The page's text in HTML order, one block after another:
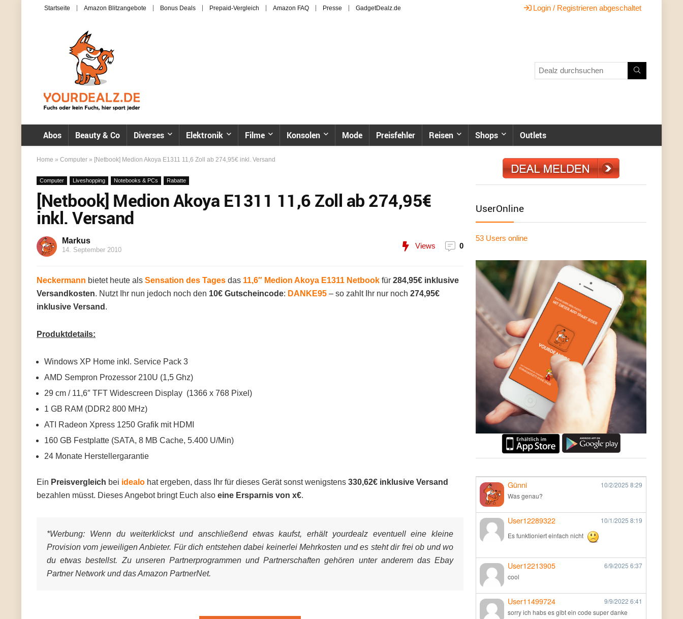
Startseite Amazon Blitzangebote Bonus Deals Prepaid-Vergleich Amazon FAQ Presse GadgetDealz.de Login / Registrieren abgeschaltet
Abos Beauty & Co Diverses Elektronik Filme Konsolen Mode Preisfehler Reisen Shops Outlets
Home » Computer » [Netbook] Medion Akoya E1311 11,6 Zoll ab 274,95€ inkl. Versand
Computer Liveshopping Notebooks & PCs Rabatte
[Netbook] Medion Akoya E1311 11,6 Zoll ab 274,95€
inkl. Versand
Markus
14. September 2010 Views 0
Neckermann bietet heute als Sensation des Tages das 11,6″ Medion Akoya E1311 Netbook für 284,95€ inklusive
Versandkosten. Nutzt Ihr nun jedoch noch den 10€ Gutscheincode: DANKE95 – so zahlt Ihr nur noch 274,95€
inklusive Versand .
Produktdetails:
Windows XP Home inkl. Service Pack 3
AMD Sempron Prozessor 210U (1,5 Ghz)
29 cm / 11,6″ TFT Widescreen Display (1366 x 768 Pixel)
1 GB RAM (DDR2 800 MHz)
ATI Radeon Xpress 1250 Grafik mit HDMI
160 GB Festplatte (SATA, 8 MB Cache, 5.400 U/Min)
24 Monate Herstellergarantie
Ein Preisvergleich bei idealo hat ergeben, dass Ihr für dieses Gerät sonst wenigstens 330,62€ inklusive Versand
bezahlen müsst. Dieses Angebot bringt Euch also eine Ersparnis von x€.
*Werbung: Wenn du weiterklickst und anschließend etwas kaufst, erhält yourdealz eventuell eine kleine
Provision vom jeweiligen Anbieter. Für dich entstehen dabei keinerlei Mehrkosten und es steht dir frei ob und wo
du etwas bestellst. Zu unseren Partnerprogrammen und Partnerschaften gehören unter anderem das Ebay
Partner Network und das Amazon PartnerNet.
UserOnline
53 Users online
Günni 10/2/2025 8:29
Was genau?
User12289322 10/1/2025 8:19
Es funktioniert einfach nicht
User12213905 6/9/2025 6:37
cool
User11499724 9/9/2022 6:41
sorry ich habs es gibt ein code super danke